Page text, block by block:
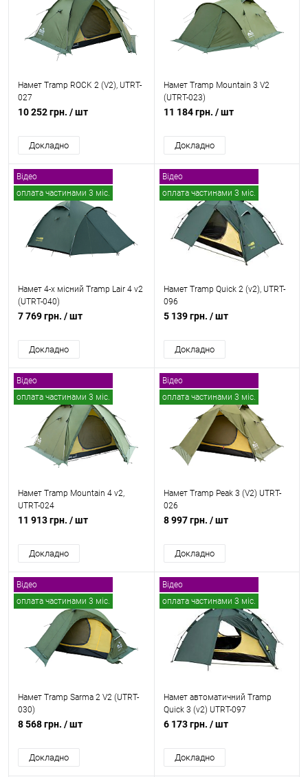
безкоштовна доставка
Намет Tramp ROCK 2 (V2), UTRT-
027
10 252 грн. / шт
Докладно
безкоштовна доставка
Намет Tramp Mountain 3 V2
(UTRT-023)
11 184 грн. / шт
Докладно
Відео
оплата частинами 3 міс.
безкоштовна доставка
Намет 4-х місний Tramp Lair 4 v2
(UTRT-040)
7 769 грн. / шт
Докладно
Відео
оплата частинами 3 міс.
безкоштовна доставка
Намет Tramp Quick 2 (v2), UTRT-
096
5 139 грн. / шт
Докладно
Відео
оплата частинами 3 міс.
безкоштовна доставка
Намет Tramp Mountain 4 v2,
UTRT-024
11 913 грн. / шт
Докладно
Відео
оплата частинами 3 міс.
безкоштовна доставка
Намет Tramp Peak 3 (V2) UTRT-
026
8 997 грн. / шт
Докладно
Відео
оплата частинами 3 міс.
безкоштовна доставка
Намет Tramp Sarma 2 V2 (UTRT-
030)
8 568 грн. / шт
Докладно
Відео
оплата частинами 3 міс.
безкоштовна доставка
Намет автоматичний Tramp
Quick 3 (v2) UTRT-097
6 173 грн. / шт
Докладно